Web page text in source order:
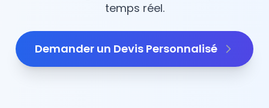
temps réel.
Demander un Devis Personnalisé